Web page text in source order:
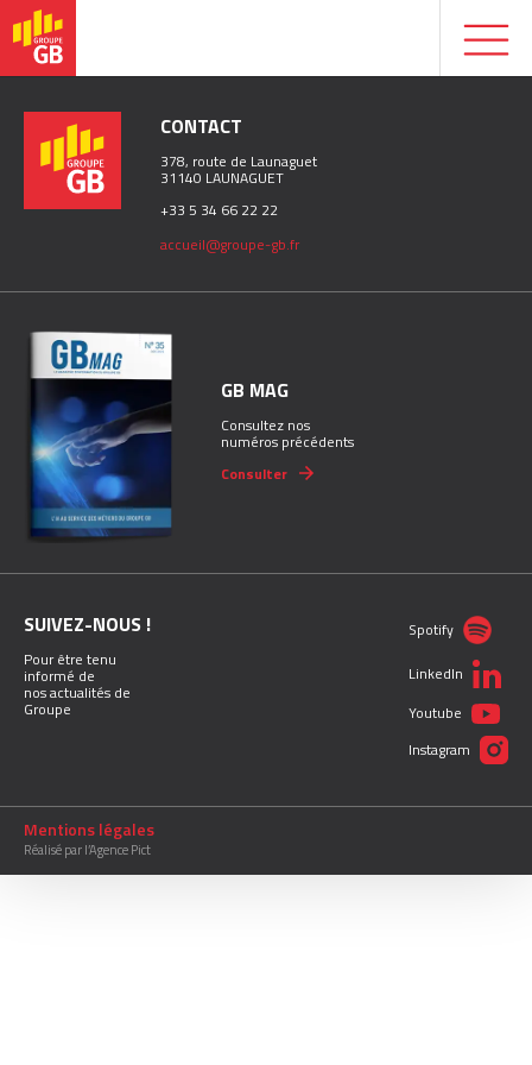
CONTACT
378, route de Launaguet
31140 LAUNAGUET
+33 5 34 66 22 22
accueil@groupe-gb.fr
GB MAG
Consultez nos
numéros précédents
Consulter
SUIVEZ-NOUS !
Pour être tenu
informé de
nos actualités de
Groupe
Spotify
LinkedIn
Youtube
Instagram
Mentions légales
Réalisé par l’Agence Pict